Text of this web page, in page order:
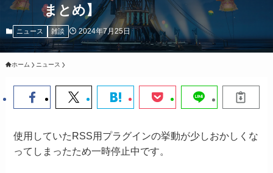
まとめ】
ニュース 雑談 2024年7月25日
ホーム ニュース
使用していたRSS用プラグインの挙動が少しおかしくな
ってしまったため一時停止中です。